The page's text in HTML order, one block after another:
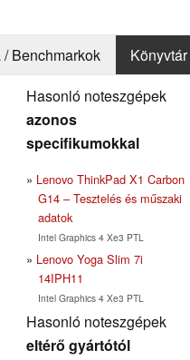
Benchmarkok Könyvtár
Hasonló noteszgépek
azonos
specifikumokkal
Lenovo ThinkPad X1 Carbon
G14 – Tesztelés és műszaki
adatok
Intel Graphics 4 Xe3 PTL
Lenovo Yoga Slim 7i
14IPH11
Intel Graphics 4 Xe3 PTL
Hasonló noteszgépek
eltérő gyártótól